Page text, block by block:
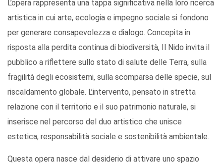
L’opera rappresenta una tappa significativa nella loro ricerca
artistica in cui arte, ecologia e impegno sociale si fondono
per generare consapevolezza e dialogo. Concepita in
risposta alla perdita continua di biodiversità, Il Nido invita il
pubblico a riflettere sullo stato di salute delle Terra, sulla
fragilità degli ecosistemi, sulla scomparsa delle specie, sul
riscaldamento globale. L’intervento, pensato in stretta
relazione con il territorio e il suo patrimonio naturale, si
inserisce nel percorso del duo artistico che unisce
estetica, responsabilità sociale e sostenibilità ambientale.
Questa opera nasce dal desiderio di attivare uno spazio